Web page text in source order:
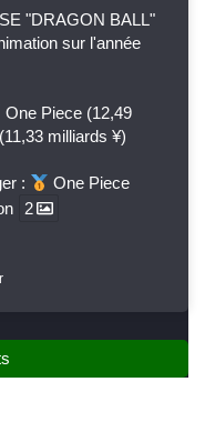
"DRAGON BALL"
sur l'année
One Piece (12,49
milliards ¥)
:
One Piece
2